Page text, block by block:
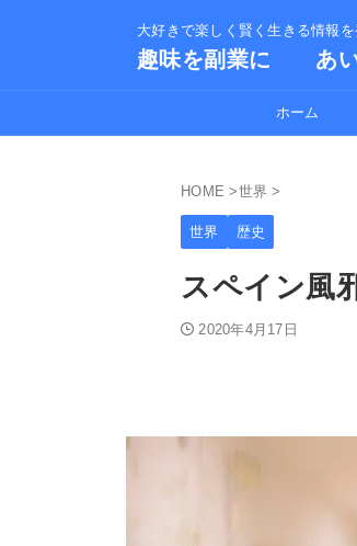
大好きで楽しく賢く生きる情報
趣味を副業に あい
ホーム
HOME >世界 >
世界 歴史
スペイン風
2020年4月17日